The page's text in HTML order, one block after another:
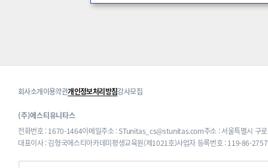
회사소개이용약관개인정보처리방침강사모집
(주)에스티유니타스
전화번호 : 1670-1464이메일주소 : STunitas_cs@stunitas.com주소 : 서울특별시 구
대표이사 : 김형국에스티아카데미평생교육원(제1021호)사업자 등록번호 : 119-86-